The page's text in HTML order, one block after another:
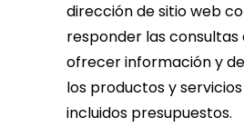
dirección de sitio web
responder las consultas
ofrecer información y
los productos y
incluidos presupuestos.